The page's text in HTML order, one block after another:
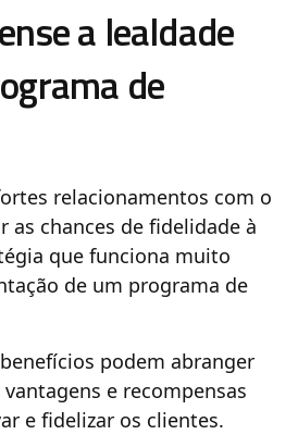
a lealdade
de
relacionamentos com o
as chances de fidelidade à
que funciona muito
de um programa de
podem abranger
e recompensas
e fidelizar os clientes.